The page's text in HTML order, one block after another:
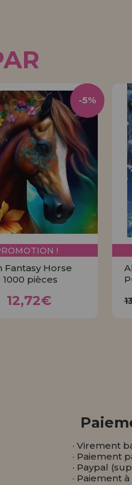
!
Fantasy Horse
pièces
12,72€
-5%
· Virement
· Paiement
· Paypal
· Paiement